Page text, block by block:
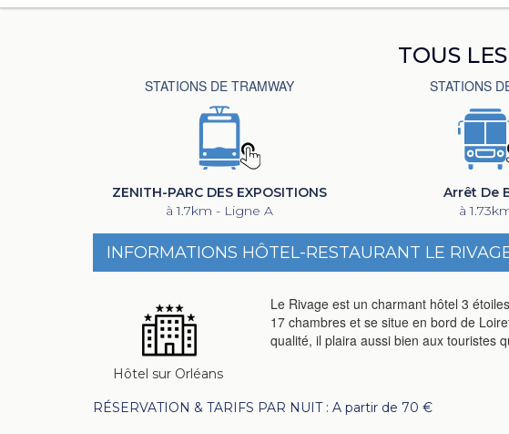
TOUS
STATIONS DE TRAMWAY
ZENITH-PARC DES EXPOSITIONS
à 1.7km - Ligne A
STATIONS
Arrêt De
à
INFORMATIONS HÔTEL-RESTAURANT LE
Hôtel sur Orléans
Le Rivage est un charmant hôtel 3
17 chambres et se situe en bord de
qualité, il plaira aussi bien aux touristes
RÉSERVATION & TARIFS PAR NUIT : A partir de 70 €